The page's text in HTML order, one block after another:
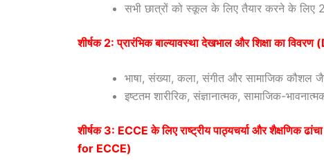
सभी छात्रों को स्कूल के लिए तैयार करने के लिए
शीर्षक 2: प्रारंभिक बाल्यावस्था देखभाल और शिक्षा का
भाषा, संख्या, कला, संगीत और सामाजिक कौशल
इष्टतम शारीरिक, संज्ञानात्मक, सामाजिक-
शीर्षक 3: ECCE के लिए राष्ट्रीय पाठ्यचर्या और
for ECCE)